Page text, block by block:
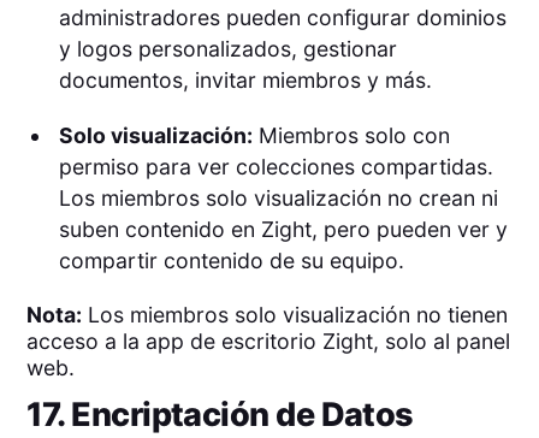
administradores pueden configurar dominios
y logos personalizados, gestionar
documentos, invitar miembros y más.
Solo visualización: Miembros solo con
permiso para ver colecciones compartidas.
Los miembros solo visualización no crean ni
suben contenido en Zight, pero pueden ver y
compartir contenido de su equipo.
Nota: Los miembros solo visualización no tienen
acceso a la app de escritorio Zight, solo al panel
web.
17. Encriptación de Datos